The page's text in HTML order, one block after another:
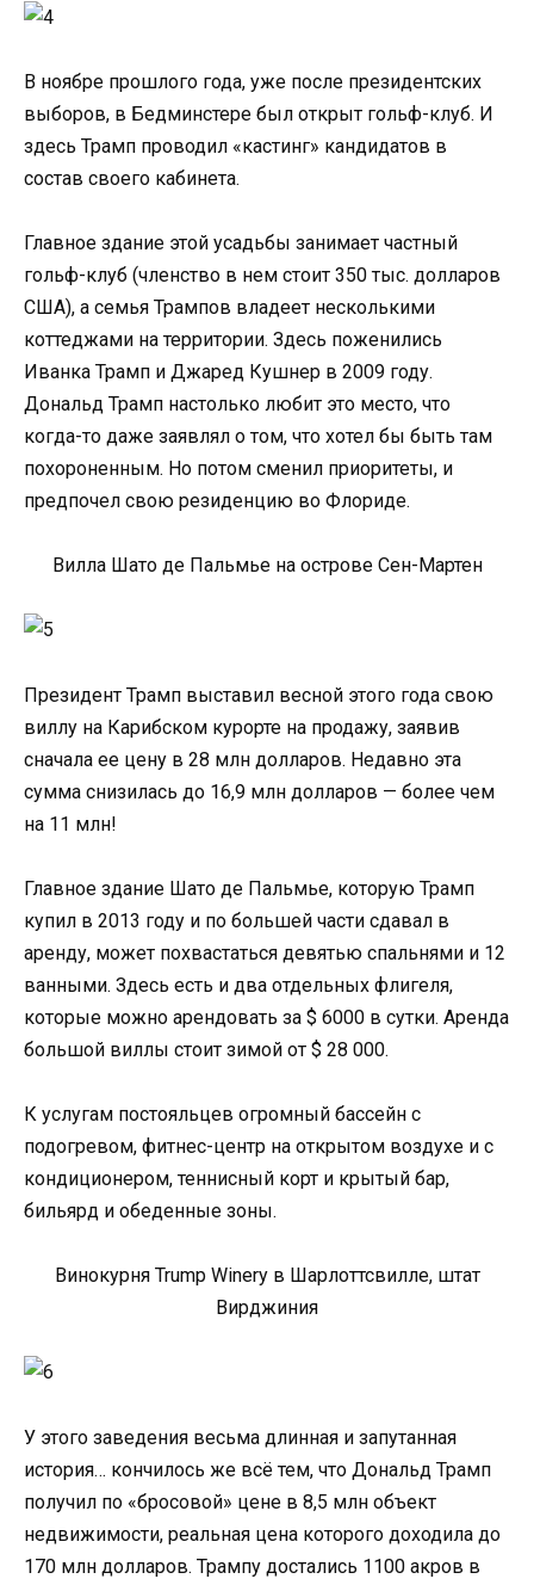
В ноябре прошлого года, уже после президентских
выборов, в Бедминстере был открыт гольф-клуб. И
здесь Трамп проводил «кастинг» кандидатов в
состав своего кабинета.
Главное здание этой усадьбы занимает частный
гольф-клуб (членство в нем стоит 350 тыс. долларов
США), а семья Трампов владеет несколькими
коттеджами на территории. Здесь поженились
Иванка Трамп и Джаред Кушнер в 2009 году.
Дональд Трамп настолько любит это место, что
когда-то даже заявлял о том, что хотел бы быть там
похороненным. Но потом сменил приоритеты, и
предпочел свою резиденцию во Флориде.
Вилла Шато де Пальмье на острове Сен-Мартен
Президент Трамп выставил весной этого года свою
виллу на Карибском курорте на продажу, заявив
сначала ее цену в 28 млн долларов. Недавно эта
сумма снизилась до 16,9 млн долларов — более чем
на 11 млн!
Главное здание Шато де Пальмье, которую Трамп
купил в 2013 году и по большей части сдавал в
аренду, может похвастаться девятью спальнями и 12
ванными. Здесь есть и два отдельных флигеля,
которые можно арендовать за $ 6000 в сутки. Аренда
большой виллы стоит зимой от $ 28 000.
К услугам постояльцев огромный бассейн с
подогревом, фитнес-центр на открытом воздухе и с
кондиционером, теннисный корт и крытый бар,
бильярд и обеденные зоны.
Винокурня Trump Winery в Шарлоттсвилле, штат
Вирджиния
У этого заведения весьма длинная и запутанная
история… кончилось же всё тем, что Дональд Трамп
получил по «бросовой» цене в 8,5 млн объект
недвижимости, реальная цена которого доходила до
170 млн долларов. Трампу достались 1100 акров в